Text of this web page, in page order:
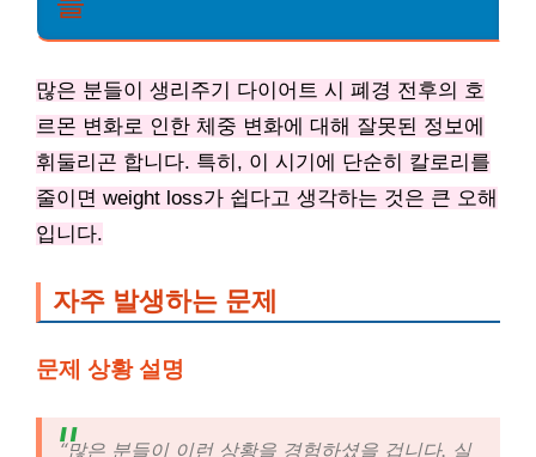
많은 분들이 생리주기 다이어트 시 폐경 전후의 호
르몬 변화로 인한 체중 변화에 대해 잘못된 정보에
휘둘리곤 합니다. 특히, 이 시기에 단순히 칼로리를
줄이면 weight loss가 쉽다고 생각하는 것은 큰 오해
입니다.
자주 발생하는 문제
문제 상황 설명
“많은 분들이 이런 상황을 경험하셨을 겁니다. 실